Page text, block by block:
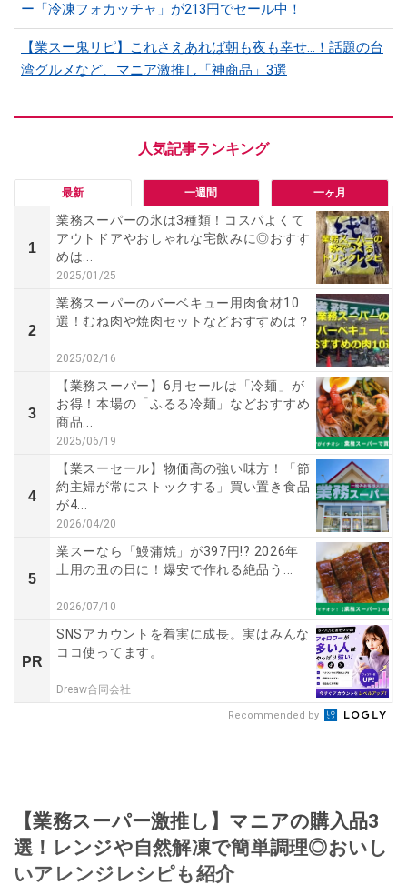
ー「冷凍フォカッチャ」が213円でセール中！
【業スー鬼リピ】これさえあれば朝も夜も幸せ…！話題の台
湾グルメなど、マニア激推し「神商品」3選
最新 一週間 一ヶ月
1
業務スーパーの氷は3種類！コスパよくて
アウトドアやおしゃれな宅飲みに◎おすす
めは...
2025/01/25
2
業務スーパーのバーベキュー用肉食材10
選！むね肉や焼肉セットなどおすすめは？
2025/02/16
3
【業務スーパー】6月セールは「冷麺」が
お得！本場の「ふるる冷麺」などおすすめ
商品...
2025/06/19
4
【業スーセール】物価高の強い味方！「節
約主婦が常にストックする」買い置き食品
が4...
2026/04/20
5
業スーなら「鰻蒲焼」が397円!? 2026年
土用の丑の日に！爆安で作れる絶品う...
2026/07/10
PR
SNSアカウントを着実に成長。実はみんな
ココ使ってます。
Dreaw合同会社
Recommended by
【業務スーパー激推し】マニアの購入品3
選！レンジや自然解凍で簡単調理◎おいし
いアレンジレシピも紹介